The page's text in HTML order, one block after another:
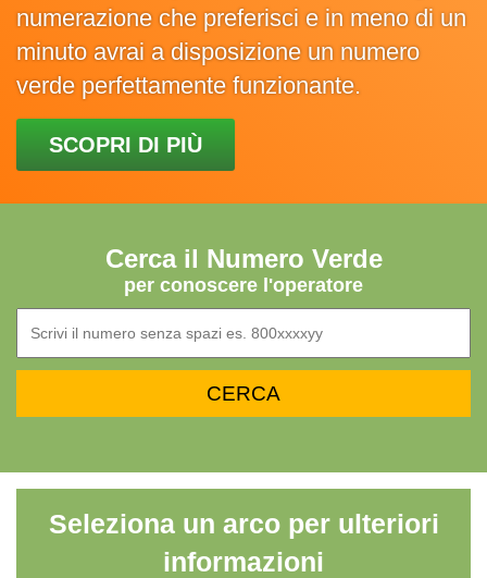
numerazione che preferisci e in meno di un
minuto avrai a disposizione un numero
verde perfettamente funzionante.
SCOPRI DI PIÙ
Cerca il Numero Verde
per conoscere l'operatore
Seleziona un arco per ulteriori
informazioni